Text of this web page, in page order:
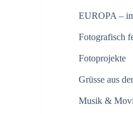
EUROPA –
Fotografisch
Fotoprojekte
Grüsse aus
Musik &